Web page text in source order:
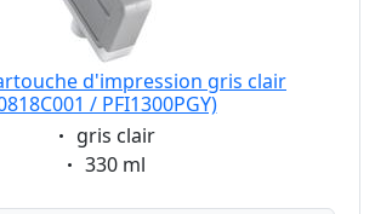
d'impression gris clair
/ PFI1300PGY)
Eigenschaft:
gris clair
Eigenschaft:
330 ml